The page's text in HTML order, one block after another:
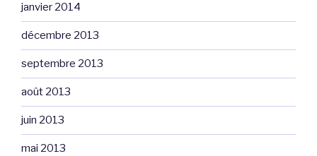
janvier 2014
décembre 2013
septembre 2013
août 2013
juin 2013
mai 2013